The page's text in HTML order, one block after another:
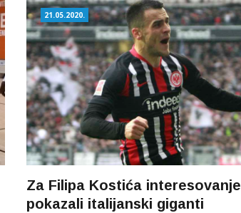
21.05.2020.
Za Filipa Kostića interesovanje
pokazali italijanski giganti